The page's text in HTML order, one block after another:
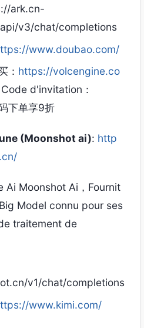
ark.cn-
v3/chat/completions
www.doubao.com/
： https://volcengine.co
Code d'invitation：
下单享9折
(Moonshot ai): http
Ai Moonshot Ai，Fournit
Model connu pour ses
traitement de
v1/chat/completions
www.kimi.com/